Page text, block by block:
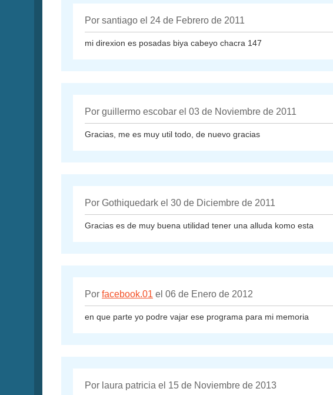
Por santiago el 24 de Febrero de 2011
mi direxion es posadas biya cabeyo chacra 147
Por guillermo escobar el 03 de Noviembre de 2011
Gracias, me es muy util todo, de nuevo gracias
Por Gothiquedark el 30 de Diciembre de 2011
Gracias es de muy buena utilidad tener una alluda komo esta
Por facebook.01 el 06 de Enero de 2012
en que parte yo podre vajar ese programa para mi memoria
Por laura patricia el 15 de Noviembre de 2013